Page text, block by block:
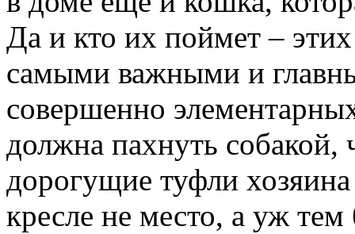
Да и кто их поймет –
самыми важными и
совершенно
должна пахнуть собакой,
дорогущие туфли
кресле не место, а уж тем